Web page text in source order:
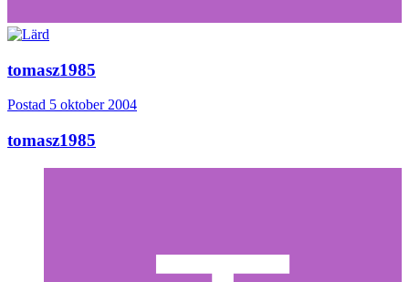
tomasz1985
Postad 5 oktober 2004
tomasz1985